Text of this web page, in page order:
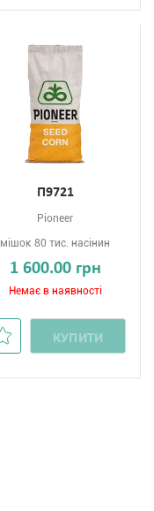
П9721
Pioneer
мішок 80 тис. насінин
1 600.00 грн
Немає в наявності
КУПИТИ